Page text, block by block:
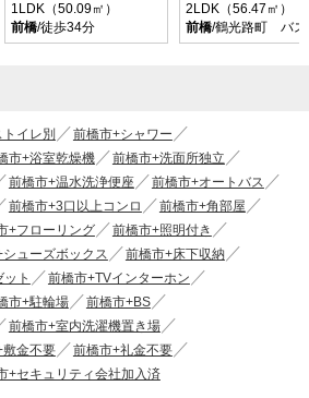
乗車時間37分 停歩2分
1LDK（50.09㎡）
前橋/徒歩34分
2LDK（56.47㎡）
前橋/鶴光路町 バ
イレ別
前橋市+シャワー
市+浴室乾燥機
前橋市+洗面所独立
前橋市+温水洗浄便座
前橋市+オートバス
前橋市+3口以上コンロ
前橋市+角部屋
+フローリング
前橋市+照明付き
ューズボックス
前橋市+床下収納
ト
前橋市+TVインターホン
市+駐輪場
前橋市+BS
前橋市+室内洗濯機置き場
敷金不要
前橋市+礼金不要
+セキュリティ会社加入済